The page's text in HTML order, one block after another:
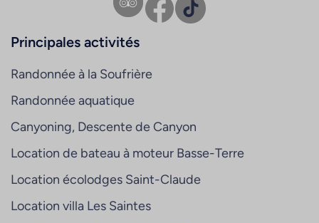
TikTok
Principales activités
Randonnée à la Soufrière
Randonnée aquatique
Canyoning, Descente de Canyon
Location de bateau à moteur Basse-Terre
Location écolodges Saint-Claude
Location villa Les Saintes